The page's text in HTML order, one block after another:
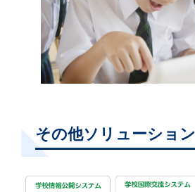
その他ソリューション